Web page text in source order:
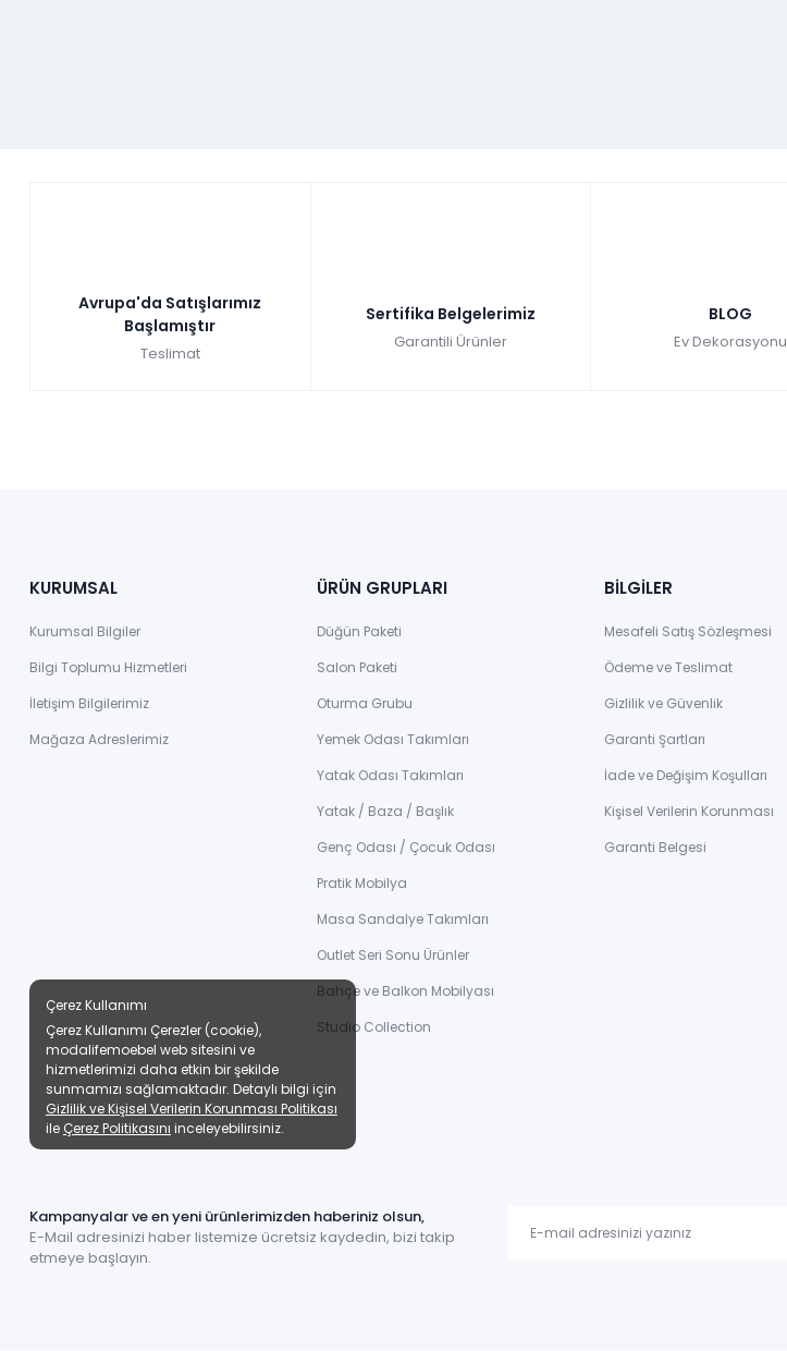
Avrupa'da Satışlarımız
Başlamıştır
Teslimat
Sertifika Belgelerimiz
Garantili Ürünler
BLOG
Ev Dekorasyonu
KURUMSAL
Kurumsal Bilgiler
Bilgi Toplumu Hizmetleri
İletişim Bilgilerimiz
Mağaza Adreslerimiz
ÜRÜN GRUPLARI
Düğün Paketi
Salon Paketi
Oturma Grubu
Yemek Odası Takımları
Yatak Odası Takımları
Yatak / Baza / Başlık
Genç Odası / Çocuk Odası
Pratik Mobilya
Masa Sandalye Takımları
Outlet Seri Sonu Ürünler
Bahçe ve Balkon Mobilyası
Studio Collection
BİLGİLER
Mesafeli Satış Sözleşmesi
Ödeme ve Teslimat
Gizlilik ve Güvenlik
Garanti Şartları
İade ve Değişim Koşulları
Kişisel Verilerin Korunması
Garanti Belgesi
Kampanyalar ve en yeni ürünlerimizden haberiniz olsun,
E-Mail adresinizi haber listemize ücretsiz kaydedin, bizi takip
etmeye başlayın.
Çerez Kullanımı
Çerez Kullanımı Çerezler (cookie),
modalifemoebel web sitesini ve
hizmetlerimizi daha etkin bir şekilde
sunmamızı sağlamaktadır. Detaylı bilgi için
Gizlilik ve Kişisel Verilerin Korunması Politikası
ile Çerez Politikasını inceleyebilirsiniz.